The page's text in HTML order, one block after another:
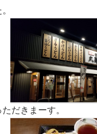
だきまーす。